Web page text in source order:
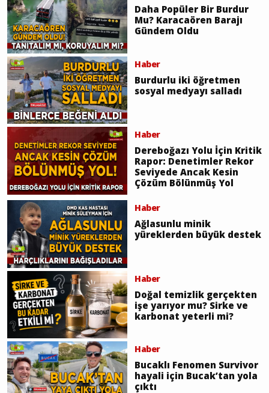
Daha Popüler Bir Burdur
Mu? Karacaören Barajı
Gündem Oldu
Haber
Burdurlu iki öğretmen
sosyal medyayı salladı
Haber
Dereboğazı Yolu İçin Kritik
Rapor: Denetimler Rekor
Seviyede Ancak Kesin
Çözüm Bölünmüş Yol
Haber
Ağlasunlu minik
yüreklerden büyük destek
Haber
Doğal temizlik gerçekten
işe yarıyor mu? Sirke ve
karbonat yeterli mi?
Haber
Bucaklı Fenomen Survivor
hayali için Bucak’tan yola
çıktı